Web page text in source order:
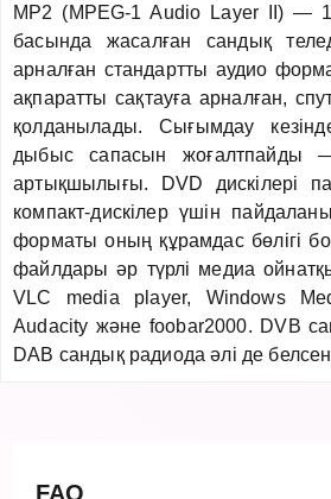
MP2 (MPEG-1 Audio Layer II) —
басында жасалған сандық
арналған стандартты аудио
ақпаратты сақтауға арналған,
қолданылады. Сығымдау
дыбыс сапасын
артықшылығы. DVD дискілері
компакт-дискілер үшін
форматы оның құрамдас бөлігі
файлдары әр түрлі медиа
VLC media player, Windows
Audacity және foobar2000. DVB
DAB сандық радиода әлі де
FAQ